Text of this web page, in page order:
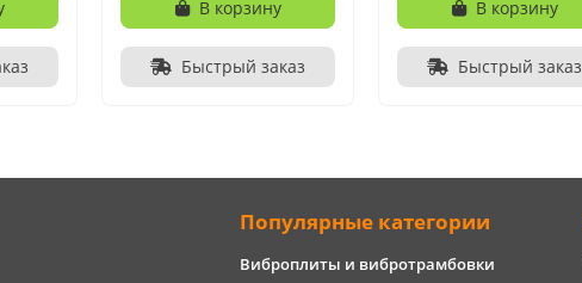
В корзину
Быстрый заказ
В корзину
Быстрый заказ
Популярные категории
Виброплиты и вибротрамбовки